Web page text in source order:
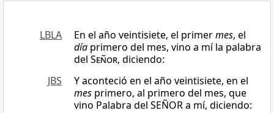
LBLA En el año veintisiete, el primermes, el
día primero del mes, vino a mí la palabra
del Señor, diciendo:
JBS
Y aconteció en el año veintisiete, en el
mes primero, al primero del mes, que
vino Palabra del SEÑOR a mí, diciendo: